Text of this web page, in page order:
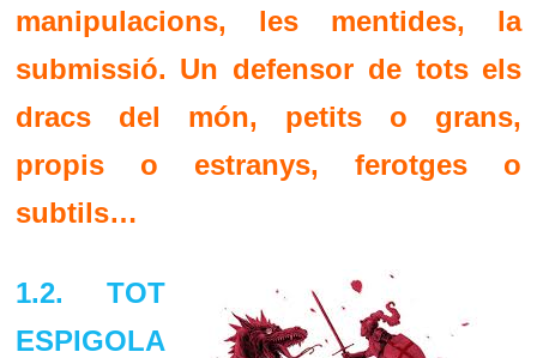
manipulacions, les mentides, la
submissió. Un defensor de tots els
dracs del món, petits o grans,
propis o estranys, ferotges o
subtils…
1.2. TOT
ESPIGOLA